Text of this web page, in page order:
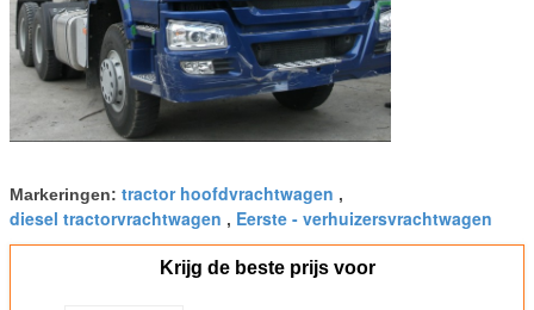
Markeringen: tractor hoofdvrachtwagen ,
diesel tractorvrachtwagen , Eerste - verhuizersvrachtwagen
Krijg de beste prijs voor